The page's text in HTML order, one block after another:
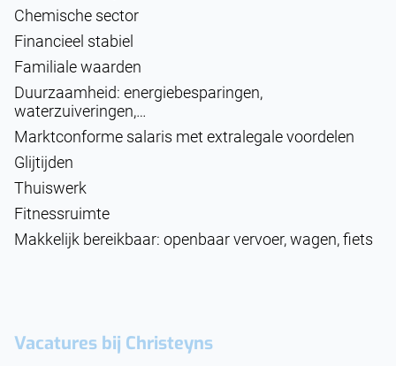
Chemische sector
Financieel stabiel
Familiale waarden
Duurzaamheid: energiebesparingen,
waterzuiveringen,…
Marktconforme salaris met extralegale voordelen
Glijtijden
Thuiswerk
Fitnessruimte
Makkelijk bereikbaar: openbaar vervoer, wagen, fiets
Vacatures bij Christeyns